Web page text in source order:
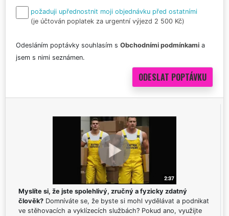
požaduji upřednostnit moji objednávku před ostatními
(je účtován poplatek za urgentní výjezd 2 500 Kč)
Odesláním poptávky souhlasím s Obchodními podmínkami a
jsem s nimi seznámen.
Myslíte si, že jste spolehlivý, zručný a fyzicky zdatný
člověk? Domníváte se, že byste si mohl vydělávat a podnikat
ve stěhovacích a vyklízecích službách? Pokud ano, využijte